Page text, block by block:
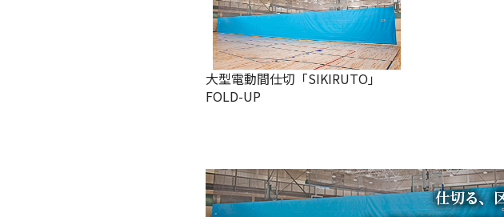
大型電動間仕切「SIKIRUTO」
FOLD-UP